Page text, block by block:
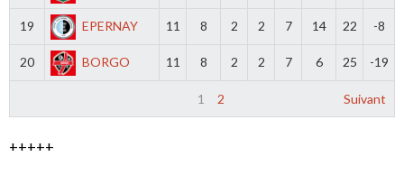
19 EPERNAY 11 8 2 2 7 14 22 -8
20 BORGO 11 8 2 2 7 6 25 -19
1 2 Suivant
+++++